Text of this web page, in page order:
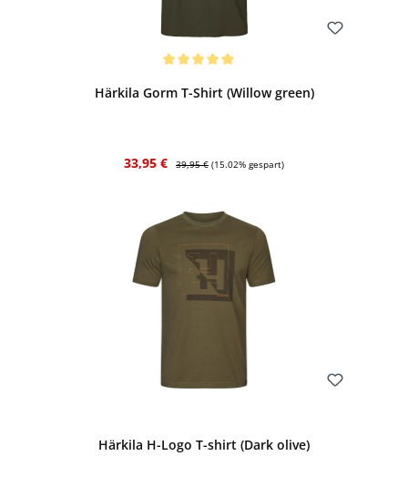
Härkila Gorm T-Shirt (Willow green)
Verkaufspreis:
33,95 € Regulärer Preis:
39,95 € (15.02% gespart)
Härkila H-Logo T-shirt (Dark olive)